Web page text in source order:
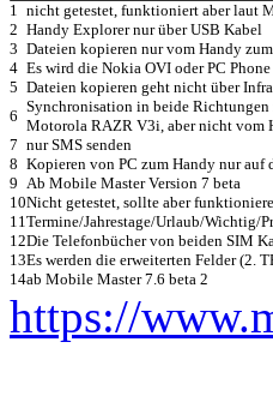
1 nicht getestet, funktioniert aber laut
2 Handy Explorer nur über USB Kabel
3 Dateien kopieren nur vom Handy
4 Es wird die Nokia OVI oder PC
5 Dateien kopieren geht nicht über
6
Synchronisation in beide
Motorola RAZR V3i, aber nicht vom
7 nur SMS senden
8 Kopieren von PC zum Handy nur auf
9 Ab Mobile Master Version 7 beta
10Nicht getestet, sollte aber
11Termine/Jahrestage/Urlaub/Wichtig/
12Die Telefonbücher von beiden SIM
13Es werden die erweiterten Felder (2.
14ab Mobile Master 7.6 beta 2
https://